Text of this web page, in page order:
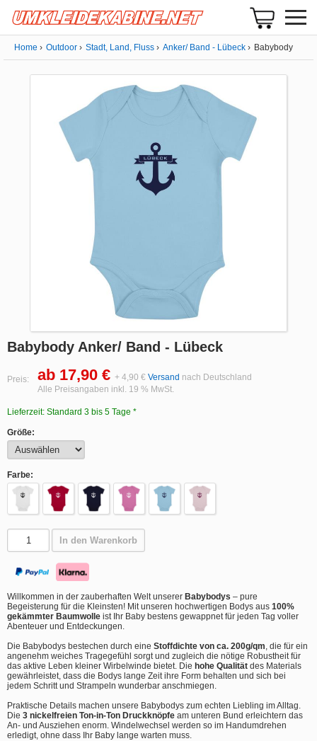
Home Outdoor Stadt, Land, Fluss Anker/ Band - Lübeck Babybody
Babybody Anker/ Band - Lübeck
Preis: ab 17,90 € + 4,90 € Versand nach Deutschland
Alle Preisangaben inkl. 19 % MwSt.
Lieferzeit: Standard 3 bis 5 Tage *
Größe:
Farbe:
In den Warenkorb
Willkommen in der zauberhaften Welt unserer Babybodys – pure
Begeisterung für die Kleinsten! Mit unseren hochwertigen Bodys aus 100%
gekämmter Baumwolle ist Ihr Baby bestens gewappnet für jeden Tag voller
Abenteuer und Entdeckungen.
Die Babybodys bestechen durch eine Stoffdichte von ca. 200g/qm , die für ein
angenehm weiches Tragegefühl sorgt und zugleich die nötige Robustheit für
das aktive Leben kleiner Wirbelwinde bietet. Die hohe Qualität des Materials
gewährleistet, dass die Bodys lange Zeit ihre Form behalten und sich bei
jedem Schritt und Strampeln wunderbar anschmiegen.
Praktische Details machen unsere Babybodys zum echten Liebling im Alltag.
Die 3 nickelfreien Ton-in-Ton Druckknöpfe am unteren Bund erleichtern das
An- und Ausziehen enorm. Windelwechsel werden so im Handumdrehen
erledigt, ohne dass Ihr Baby lange warten muss.